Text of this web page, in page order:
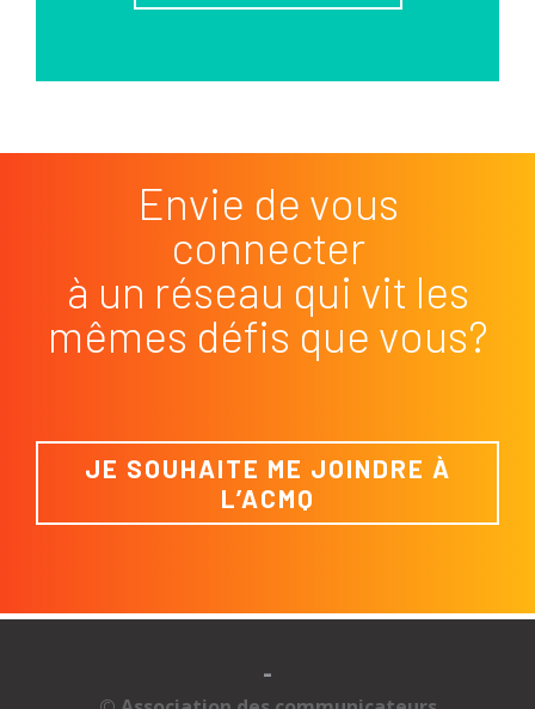
Envie de vous
connecter
à un réseau qui vit les
mêmes défis que vous?
JE SOUHAITE ME JOINDRE À
L’ACMQ
-